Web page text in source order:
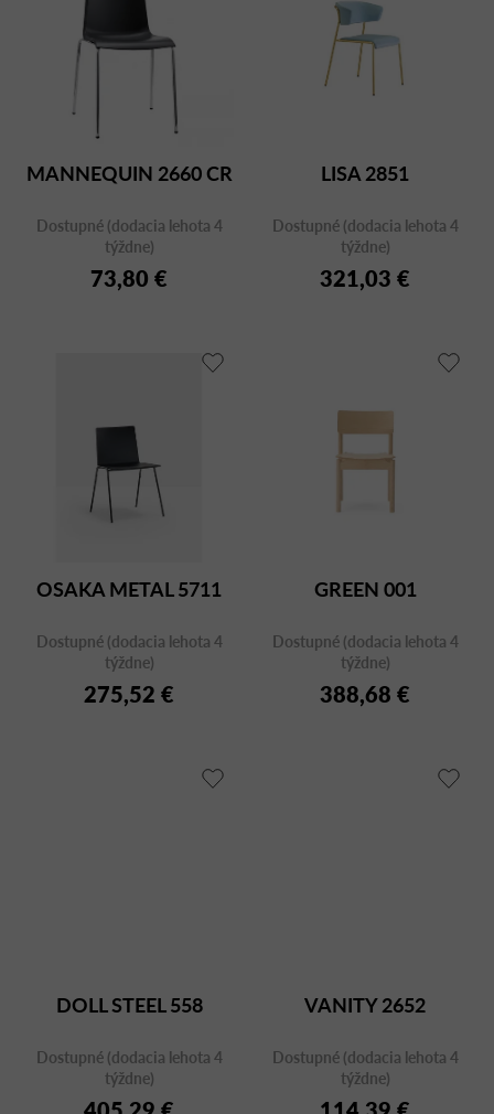
MANNEQUIN 2660 CR
Dostupné (dodacia lehota 4
týždne)
73,80 €
LISA 2851
Dostupné (dodacia lehota 4
týždne)
321,03 €
OSAKA METAL 5711
Dostupné (dodacia lehota 4
týždne)
275,52 €
GREEN 001
Dostupné (dodacia lehota 4
týždne)
388,68 €
DOLL STEEL 558
Dostupné (dodacia lehota 4
týždne)
VANITY 2652
Dostupné (dodacia lehota 4
týždne)